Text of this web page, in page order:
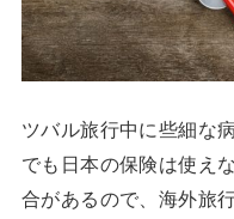
ツバル旅行中に些細な
でも日本の保険は使え
合があるので、海外旅